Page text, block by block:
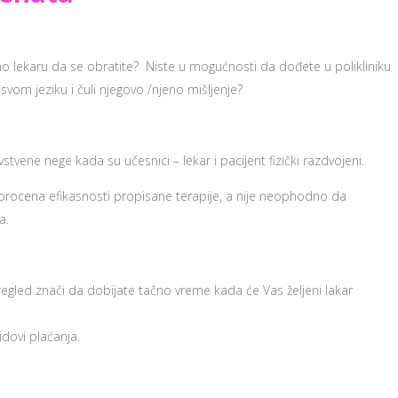
lekaru da se obratite? Niste u mogućnosti da dođete u polikliniku
jeziku i čuli njegovo /njeno mišljenje?
nege kada su učesnici – lekar i pacijent fizički razdvojeni.
efikasnosti propisane terapije, a nije neophodno da
znači da dobijate tačno vreme kada će Vas željeni lakar
plaćanja.